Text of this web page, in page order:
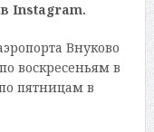
Instagram.
Внуково
воскресеньям в
пятницам в